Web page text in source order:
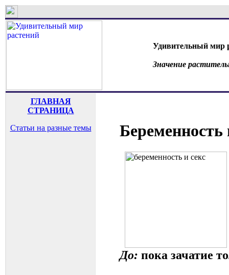
Удивительный мир
Значение
ГЛАВНАЯ
СТРАНИЦА
Статьи на разные темы
Беременность
До: пока зачатие